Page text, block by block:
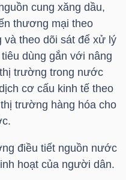
cung xăng dầu,
thương mại theo
theo dõi sát để xử lý
dùng gắn với nâng
trường trong nước
cơ cấu kinh tế theo
trường hàng hóa cho
điều tiết nguồn nước
hoạt của người dân.